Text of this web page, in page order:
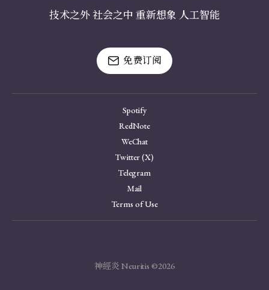
技术之外 社会之中 重新想象 人工智能
免费订阅
Spotify
RedNote
WeChat
Twitter (X)
Telegram
Mail
Terms of Use
神經炎 Neuritis ©2026